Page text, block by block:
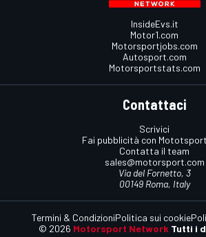
InsideEvs.it
Motor1.com
Motorsportjobs.com
Autosport.com
Motorsportstats.com
Contattaci
Scrivici
Fai pubblicità con
Contatta il team
sales@motorsport.com
Via del Fornetto, 3
00149 Roma, Italy
© 2026 Motorsport Network Tutti i
Termini & CondizioniPolitica sui cookie